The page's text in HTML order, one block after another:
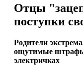
Отцы
поступки
Родители
ощутимые штрафы
электричках